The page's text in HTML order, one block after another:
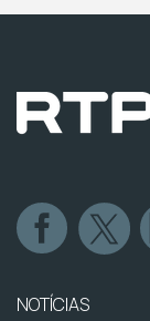
NOTÍCIAS